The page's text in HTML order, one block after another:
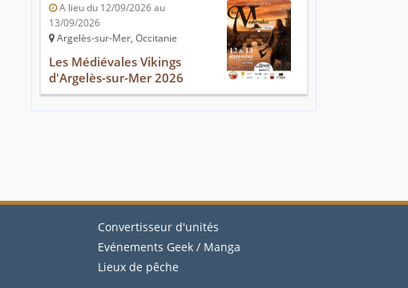
A lieu du 12/09/2026 au
13/09/2026
Argelès-sur-Mer, Occitanie
Les Médiévales Vikings
d'Argelès-sur-Mer 2026
Convertisseur d'unités
Evénements Geek / Manga
Lieux de pêche